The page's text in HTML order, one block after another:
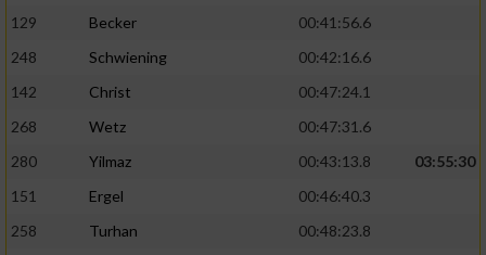
129
Becker
00:41:56.6
248
Schwiening
00:42:16.6
142
Christ
00:47:24.1
268
Wetz
00:47:31.6
280
Yilmaz 00:43:13.8
03:55:30
151
Ergel
00:46:40.3
258
Turhan
00:48:23.8